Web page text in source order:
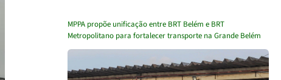
MPPA propõe unificação entre BRT Belém e BRT
Metropolitano para fortalecer transporte na Grande Belém